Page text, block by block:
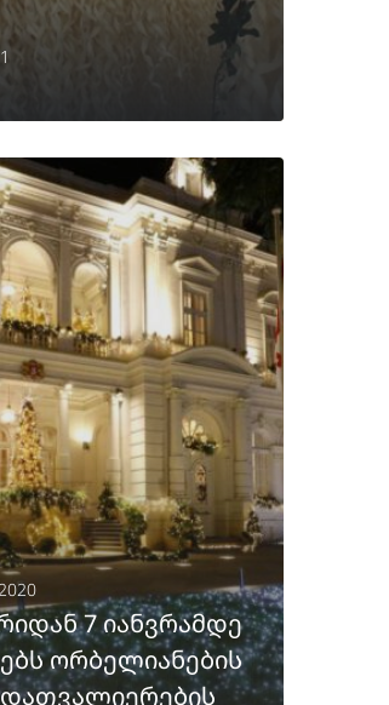
7 იანვრამდე
ორბელიანების